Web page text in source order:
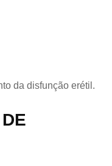
da disfunção erétil.